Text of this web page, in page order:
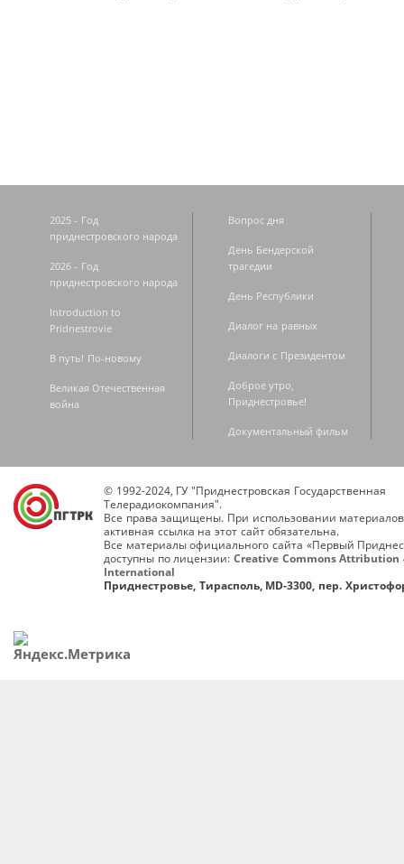
2025 - Год
приднестровского народа
2026 - Год
приднестровского народа
Introduction to
Pridnestrovie
В путь! По-новому
Великая Отечественная
война
Вопрос дня
День Бендерской
трагедии
День Республики
Диалог на равных
Диалоги с Президентом
Доброе утро,
Приднестровье!
Документальный фильм
© 1992-2024, ГУ "Приднестровская Государственная
Телерадиокомпания".
Все права защищены. При использовании
активная ссылка на этот сайт обязательна.
Все материалы официального сайта «Первый
доступны по лицензии: Creative Commons Attribution
International
Приднестровье, Тирасполь, MD-3300, пер.